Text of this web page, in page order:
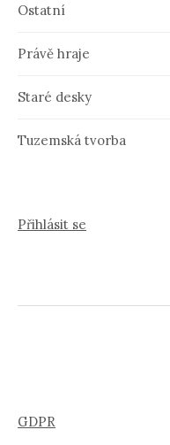
Ostatní
Právě hraje
Staré desky
Tuzemská tvorba
Přihlásit se
GDPR